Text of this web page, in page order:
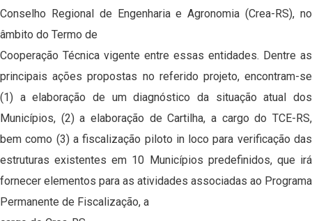
Conselho Regional de Engenharia e Agronomia (Crea-RS), no
âmbito do Termo de
Cooperação Técnica vigente entre essas entidades. Dentre as
principais ações propostas no referido projeto, encontram-se
(1) a elaboração de um diagnóstico da situação atual dos
Municípios, (2) a elaboração de Cartilha, a cargo do TCE-RS,
bem como (3) a fiscalização piloto in loco para verificação das
estruturas existentes em 10 Municípios predefinidos, que irá
fornecer elementos para as atividades associadas ao Programa
Permanente de Fiscalização, a